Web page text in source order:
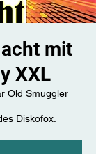
mit
XXL
Old Smuggler
Diskofox.